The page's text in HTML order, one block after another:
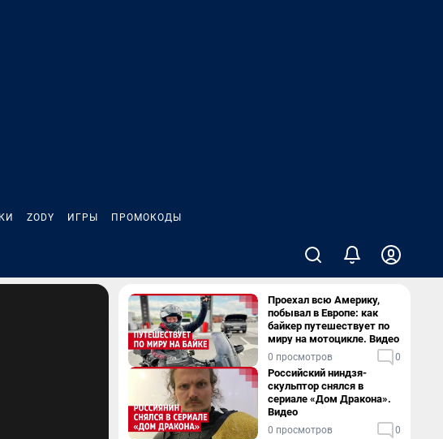
ZODY ИГРЫ ПРОМОКОДЫ
Проехал всю Америку,
побывал в Европе: как
байкер путешествует по
миру на мотоцикле. Видео
0 просмотров 0
Российский ниндзя-
скульптор снялся в
сериале «Дом Дракона».
Видео
0 просмотров 0